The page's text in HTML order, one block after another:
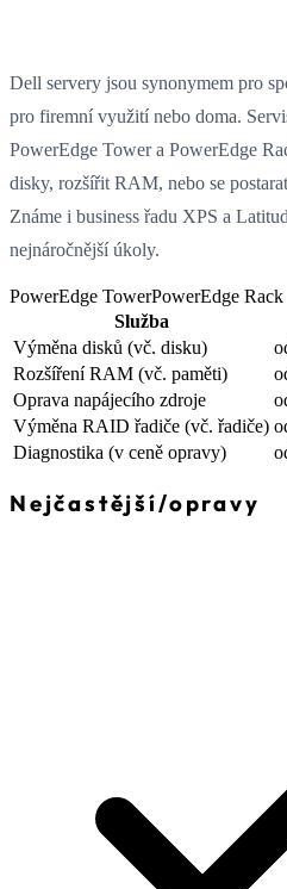
Dell servery jsou synonymem pro
pro firemní využití nebo doma.
PowerEdge Tower a PowerEdge
disky, rozšířit RAM, nebo se
Známe i business řadu XPS a
nejnáročnější úkoly.
PowerEdge TowerPowerEdge Rack
Služba
Výměna disků (vč. disku)
Rozšíření RAM (vč. paměti)
Oprava napájecího zdroje
Výměna RAID řadiče (vč. řadiče)
Diagnostika (v ceně opravy)
Nejčastější/opravy